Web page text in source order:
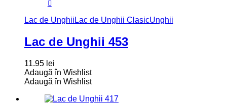
Lac de UnghiiLac de Unghii ClasicUnghii
Lac de Unghii 453
11.95 lei
Adaugă în Wishlist
Adaugă în Wishlist